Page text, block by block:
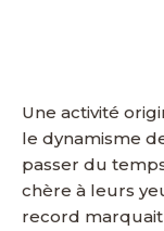
Une activité
le dynamisme
passer du
chère à leurs
record